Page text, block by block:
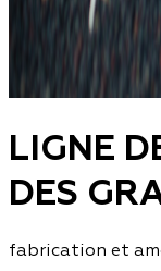
LIGNE
DES
fabrication et